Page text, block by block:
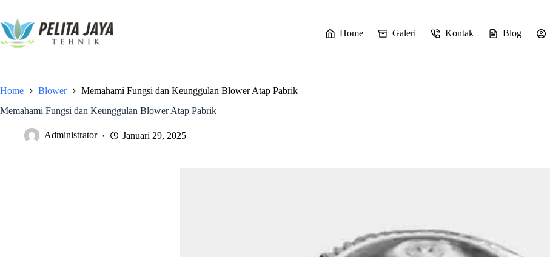
Home Galeri Kontak Blog
Home Blower
Memahami Fungsi dan Keunggulan Blower Atap Pabrik
Memahami Fungsi dan Keunggulan Blower Atap Pabrik
Administrator Januari 29, 2025